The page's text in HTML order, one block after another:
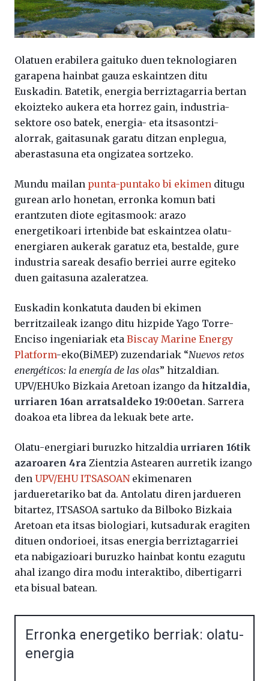
Olatuen erabilera gaituko duen teknologiaren
garapena hainbat gauza eskaintzen ditu
Euskadin. Batetik, energia berriztagarria bertan
ekoizteko aukera eta horrez gain, industria-
sektore oso batek, energia- eta itsasontzi-
alorrak, gaitasunak garatu ditzan enplegua,
aberastasuna eta ongizatea sortzeko.
Mundu mailan punta-puntako bi ekimen ditugu
gurean arlo honetan, erronka komun bati
erantzuten diote egitasmook: arazo
energetikoari irtenbide bat eskaintzea olatu-
energiaren aukerak garatuz eta, bestalde, gure
industria sareak desafio berriei aurre egiteko
duen gaitasuna azaleratzea.
Euskadin konkatuta dauden bi ekimen
berritzaileak izango ditu hizpide Yago Torre-
Enciso ingeniariak eta Biscay Marine Energy
Platform-eko(BiMEP) zuzendariak “Nuevos retos
energéticos: la energía de las olas” hitzaldian.
UPV/EHUko Bizkaia Aretoan izango da hitzaldia,
urriaren 16an arratsaldeko 19:00etan. Sarrera
doakoa eta librea da lekuak bete arte.
Olatu-energiari buruzko hitzaldia urriaren 16tik
azaroaren 4ra Zientzia Astearen aurretik izango
den UPV/EHU ITSASOANekimenaren
jardueretariko bat da. Antolatu diren jardueren
bitartez, ITSASOA sartuko da Bilboko Bizkaia
Aretoan eta itsas biologiari, kutsadurak eragiten
dituen ondorioei, itsas energia berriztagarriei
eta nabigazioari buruzko hainbat kontu ezagutu
ahal izango dira modu interaktibo, dibertigarri
eta bisual batean.
Erronka energetiko berriak: olatu-
energia